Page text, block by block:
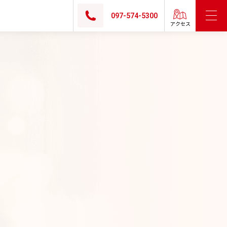
097-574-5300
アクセス